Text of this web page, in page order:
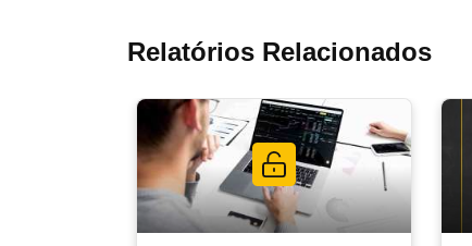
Relatórios Relacionados